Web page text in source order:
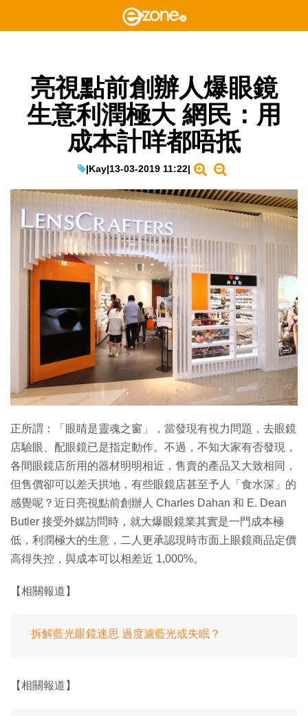
亮視點前創辦人爆眼鏡
生意利潤極大 網民：用
成本計咩都唔抵
|Kay|13-03-2019 11:22|
正所謂：「眼睛是靈魂之窗」，當發現有視力問題，去眼鏡
店驗眼、配眼鏡已是指定動作。不過，不知大家有否發現，
各間眼鏡店所用的器材明明相近，售賣的產品又大致相同，
但售價卻可以差天拱地，有些眼鏡店甚至予人「食水深」的
感覺呢？近日亮視點前創辦人 Charles Dahan 和 E. Dean
Butler 接受外媒訪問時，就大爆眼鏡業其實是一門成本極
低，利潤極大的生意，二人更承認現時市面上眼鏡商品定價
高得失控，與成本可以相差近 1,000%。
【相關報道】
拆解藍光眼鏡迷思 過度濾藍光或失眠？
【相關報道】